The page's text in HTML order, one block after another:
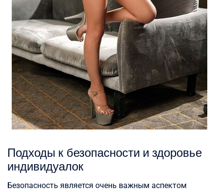
Подходы к безопасности и здоровье
индивидуалок
Безопасность является очень важным аспектом